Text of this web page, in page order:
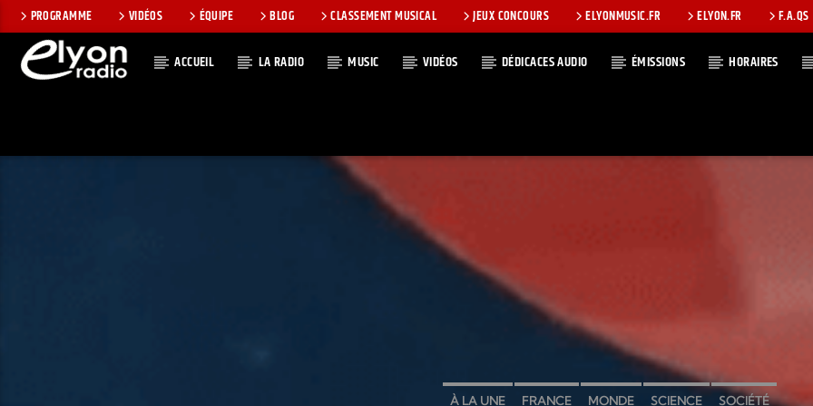
PROGRAMME VIDÉOS ÉQUIPE BLOG CLASSEMENT MUSICAL JEUX CONCOURS ELYONMUSIC.FR ELYON.FR F.A.QS
ACCUEIL LA RADIO MUSIC VIDÉOS DÉDICACES AUDIO ÉMISSIONS HORAIRES
EN CE MOMENT
TITRE
ARTISTE
À LA UNE FRANCE MONDE SCIENCE SOCIÉTÉ